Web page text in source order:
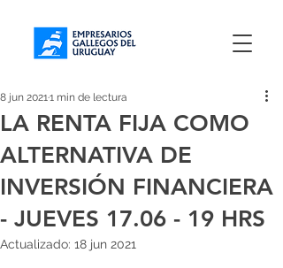
LA RENTA FIJA COMO
ALTERNATIVA DE
INVERSIÓN FINANCIERA
- JUEVES 17.06 - 19 HRS
8 jun 20211 min de lectura
Actualizado: 18 jun 2021